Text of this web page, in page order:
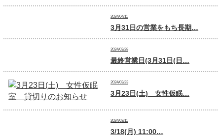
2024/04/11
3月31日の営業をもち長期…
2024/03/28
最終営業日(3月31日(日…
2024/03/23
3月23日(土) 女性仮眠…
2024/03/11
3/18(月) 11:00…